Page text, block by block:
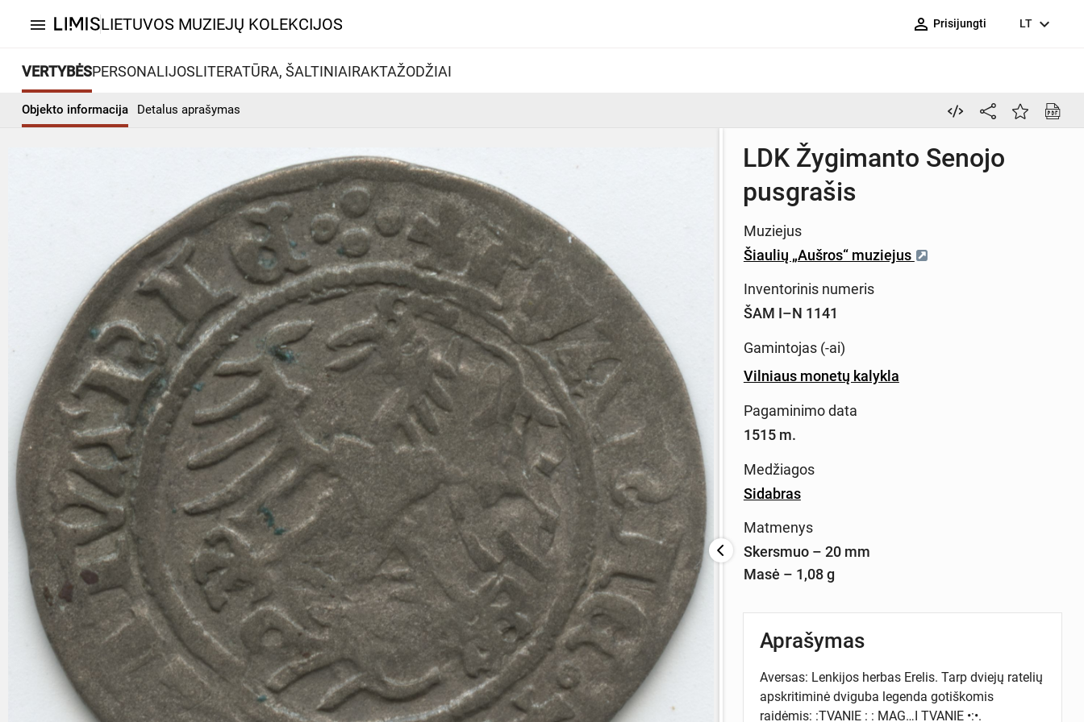
menu LIETUVOS MUZIEJŲ KOLEKCIJOS person_outline Prisijungti LT expand_more
VERTYBĖSPERSONALIJOSLITERATŪRA, ŠALTINIAIRAKTAŽODŽIAI
Objekto informacija Detalus aprašymas
LDK Žygimanto Senojo
pusgrašis
Muziejus
Šiaulių „Aušros“ muziejus
Inventorinis numeris
ŠAM I–N 1141
Gamintojas (-ai)
Vilniaus monetų kalykla
Pagaminimo data
1515 m.
Medžiagos
Sidabras
Matmenys
Skersmuo – 20 mm
Masė – 1,08 g
Aprašymas
Aversas: Lenkijos herbas Erelis. Tarp dviejų ratelių
apskritiminė dviguba legenda gotiškomis
raidėmis: :TVANIE : : MAG…I TVANIE •:•.